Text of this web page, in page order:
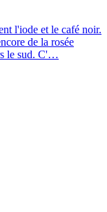
l'iode et le café noir.
de la rosée
le sud. C'…